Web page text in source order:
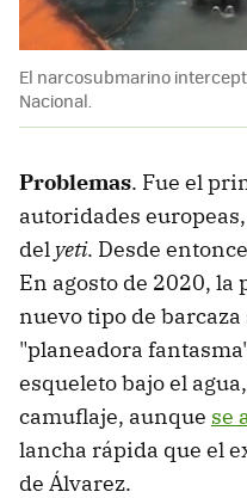
El narcosubmarino
Nacional.
Problemas. Fue el
autoridades
del yeti. Desde
En agosto de 2020, la
nuevo tipo de
"planeadora
esqueleto bajo el
camuflaje, aunque se
lancha rápida que el
de Álvarez.